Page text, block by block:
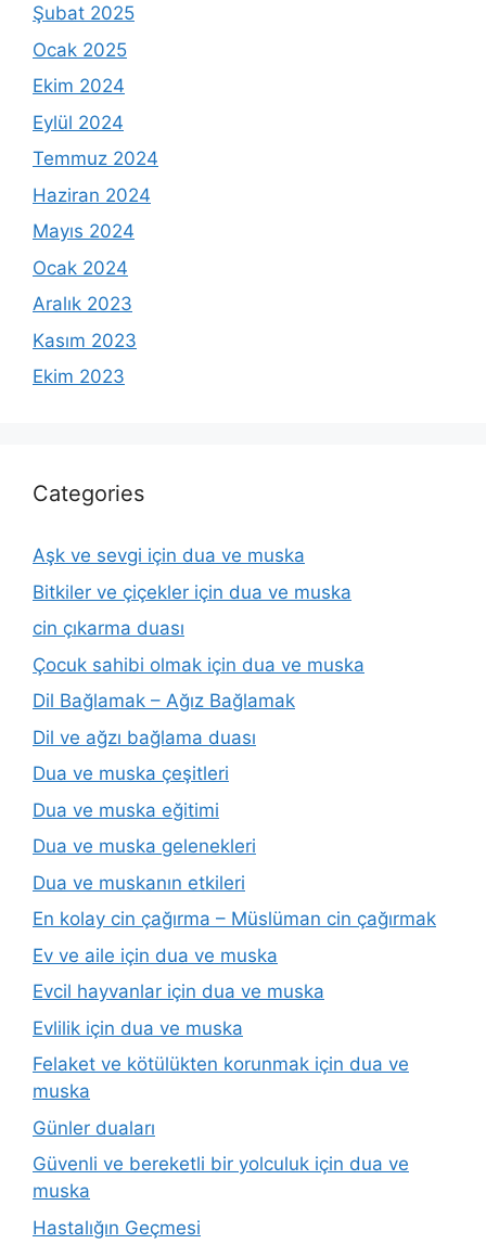
Şubat 2025
Ocak 2025
Ekim 2024
Eylül 2024
Temmuz 2024
Haziran 2024
Mayıs 2024
Ocak 2024
Aralık 2023
Kasım 2023
Ekim 2023
Categories
Aşk ve sevgi için dua ve muska
Bitkiler ve çiçekler için dua ve muska
cin çıkarma duası
Çocuk sahibi olmak için dua ve muska
Dil Bağlamak – Ağız Bağlamak
Dil ve ağzı bağlama duası
Dua ve muska çeşitleri
Dua ve muska eğitimi
Dua ve muska gelenekleri
Dua ve muskanın etkileri
En kolay cin çağırma – Müslüman cin çağırmak
Ev ve aile için dua ve muska
Evcil hayvanlar için dua ve muska
Evlilik için dua ve muska
Felaket ve kötülükten korunmak için dua ve
muska
Günler duaları
Güvenli ve bereketli bir yolculuk için dua ve
muska
Hastalığın Geçmesi